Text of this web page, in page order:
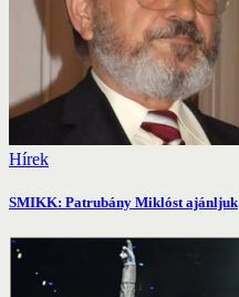
Hírek
SMIKK: Patrubány Miklóst ajánljuk